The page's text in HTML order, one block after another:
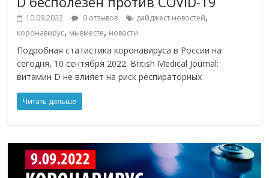
10.09.2022 0 отзывов дайджест новостей,
коронавирус, мывместе, новости
Подробная статистика коронавируса в России на
сегодня, 10 сентября 2022. British Medical Journal:
витамин D не влияет на риск респираторных
Читать дальше